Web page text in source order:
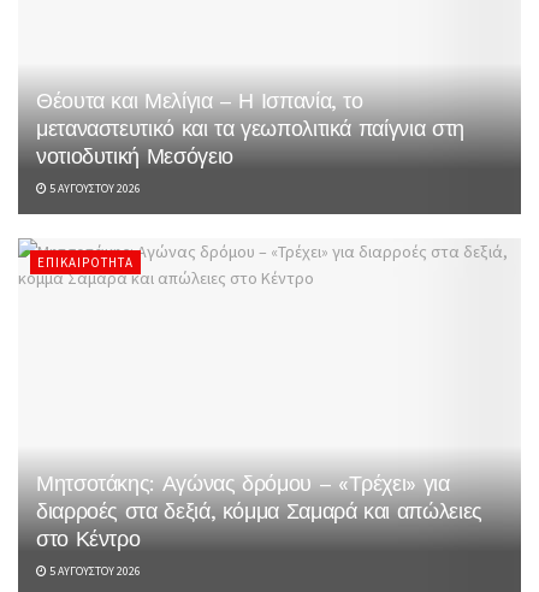
Θέουτα και Μελίγια – Η Ισπανία, το
μεταναστευτικό και τα γεωπολιτικά παίγνια στη
νοτιοδυτική Μεσόγειο
5 ΑΥΓΟΎΣΤΟΥ 2026
ΕΠΙΚΑΙΡΌΤΗΤΑ
Μητσοτάκης: Αγώνας δρόμου – «Τρέχει» για
διαρροές στα δεξιά, κόμμα Σαμαρά και απώλειες
στο Κέντρο
5 ΑΥΓΟΎΣΤΟΥ 2026